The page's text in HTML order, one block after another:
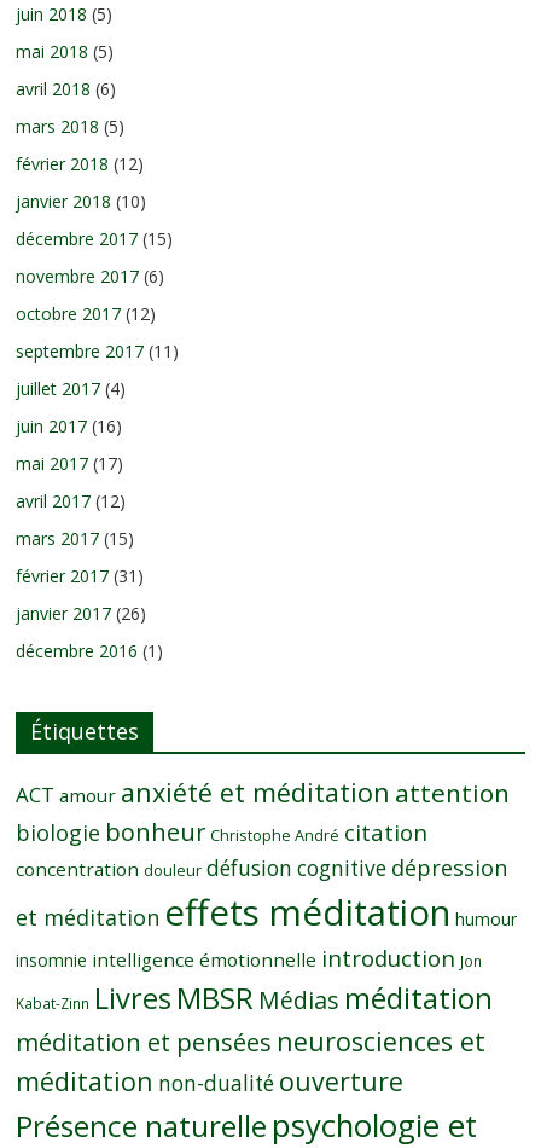
juin 2018 (5)
mai 2018 (5)
avril 2018 (6)
mars 2018 (5)
février 2018 (12)
janvier 2018 (10)
décembre 2017 (15)
novembre 2017 (6)
octobre 2017 (12)
septembre 2017 (11)
juillet 2017 (4)
juin 2017 (16)
mai 2017 (17)
avril 2017 (12)
mars 2017 (15)
février 2017 (31)
janvier 2017 (26)
décembre 2016 (1)
Étiquettes
ACT amour anxiété et méditation attention
biologie bonheur Christophe André citation
concentration douleur défusion cognitive dépression
et méditation effets méditation humour
insomnie intelligence émotionnelle introduction Jon
Kabat-Zinn Livres MBSR Médias méditation
méditation et pensées neurosciences et
méditation non-dualité ouverture
Présence naturelle psychologie et